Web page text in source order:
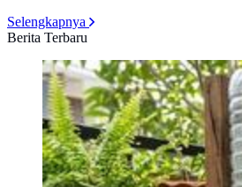
Selengkapnya
Berita Terbaru